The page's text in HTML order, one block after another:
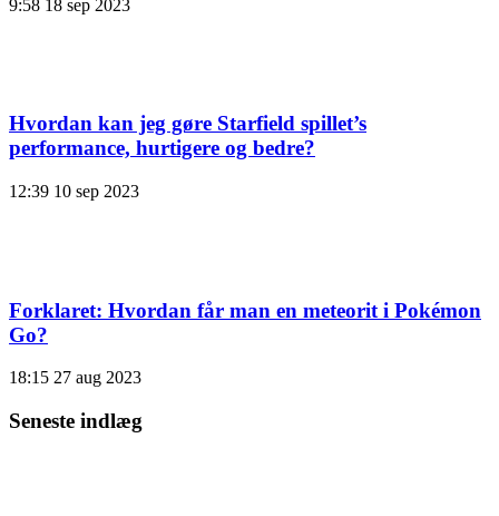
9:58 18 sep 2023
Hvordan kan jeg gøre Starfield spillet’s
performance, hurtigere og bedre?
12:39 10 sep 2023
Forklaret: Hvordan får man en meteorit i Pokémon
Go?
18:15 27 aug 2023
Seneste indlæg